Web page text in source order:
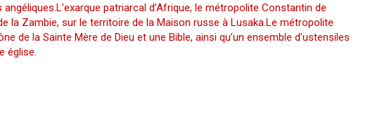
patriarcal d’Afrique, le métropolite Constantin de
la Zambie, sur le territoire de la Maison russe à Lusaka.Le métropolite
de la Sainte Mère de Dieu et une Bible, ainsi qu’un ensemble d’ustensiles
église.